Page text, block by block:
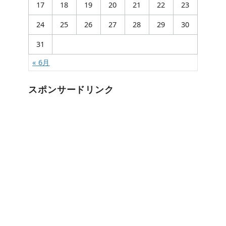
17 18 19 20 21 22 23
24 25 26 27 28 29 30
31
« 6月
スポンサードリンク